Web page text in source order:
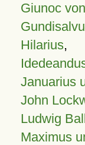
Giunoc
Hilarius,
Januarius
John
Ludwig
Maximus